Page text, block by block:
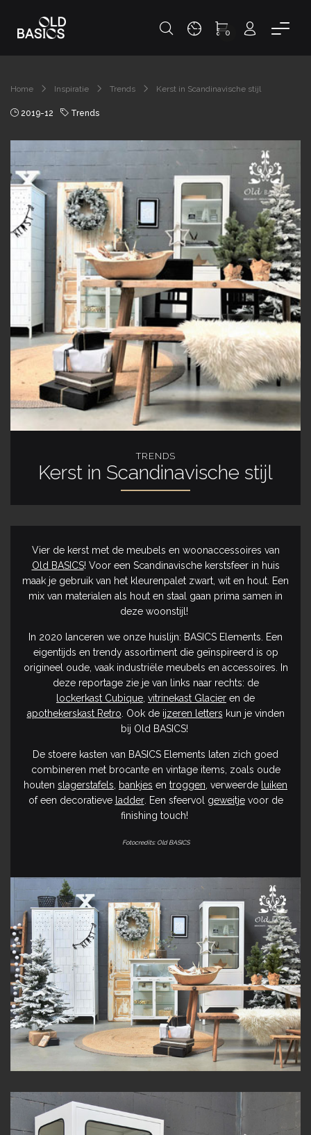
0
Home Inspiratie Trends Kerst in Scandinavische stijl
2019-12 Trends
TRENDS
Kerst in Scandinavische stijl
Vier de kerst met de meubels en woonaccessoires van
Old BASICS! Voor een Scandinavische kerstsfeer in huis
maak je gebruik van het kleurenpalet zwart, wit en hout. Een
mix van materialen als hout en staal gaan prima samen in
deze woonstijl!
In 2020 lanceren we onze huislijn: BASICS Elements. Een
eigentijds en trendy assortiment die geïnspireerd is op
origineel oude, vaak industriële meubels en accessoires. In
deze reportage zie je van links naar rechts: de
lockerkast Cubique vitrinekast Glacier en de
apothekerskast Retro . Ook de ijzeren letters kun je vinden
bij Old BASICS!
De stoere kasten van BASICS Elements laten zich goed
combineren met brocante en vintage items, zoals oude
houten slagerstafels bankjes en troggen , verweerde luiken
of een decoratieve ladder. Een sfeervol geweitjevoor de
finishing touch!
Fotocredits: Old BASICS